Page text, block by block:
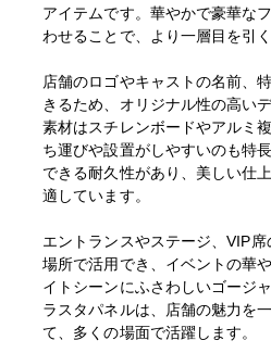
アイテムです。華やかで豪華な
わせることで、より一層目を引
店舗のロゴやキャストの名前、
きるため、オリジナル性の高い
素材はスチレンボードやアルミ
ち運びや設置がしやすいのも特
できる耐久性があり、美しい仕
適しています。
エントランスやステージ、VIP
場所で活用でき、イベントの華
イトシーンにふさわしいゴージ
ラスタパネルは、店舗の魅力を
て、多くの場面で活躍します。